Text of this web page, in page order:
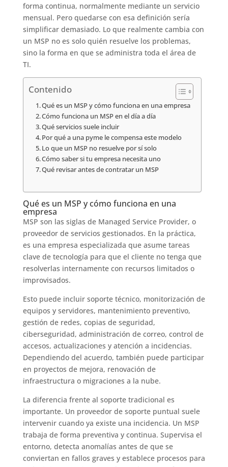
forma continua, normalmente mediante un servicio
mensual. Pero quedarse con esa definición sería
simplificar demasiado. Lo que realmente cambia con
un MSP no es solo quién resuelve los problemas,
sino la forma en que se administra toda el área de
TI.
Contenido
Qué es un MSP y cómo funciona en una empresa
Cómo funciona un MSP en el día a día
Qué servicios suele incluir
Por qué a una pyme le compensa este modelo
Lo que un MSP no resuelve por sí solo
Cómo saber si tu empresa necesita uno
Qué revisar antes de contratar un MSP
Qué es un MSP y cómo funciona en una
empresa
MSP son las siglas de Managed Service Provider, o
proveedor de servicios gestionados. En la práctica,
es una empresa especializada que asume tareas
clave de tecnología para que el cliente no tenga que
resolverlas internamente con recursos limitados o
improvisados.
Esto puede incluir soporte técnico, monitorización de
equipos y servidores, mantenimiento preventivo,
gestión de redes, copias de seguridad,
ciberseguridad, administración de correo, control de
accesos, actualizaciones y atención a incidencias.
Dependiendo del acuerdo, también puede participar
en proyectos de mejora, renovación de
infraestructura o migraciones a la nube.
La diferencia frente al soporte tradicional es
importante. Un proveedor de soporte puntual suele
intervenir cuando ya existe una incidencia. Un MSP
trabaja de forma preventiva y continua. Supervisa el
entorno, detecta anomalías antes de que se
conviertan en fallos graves y establece procesos para